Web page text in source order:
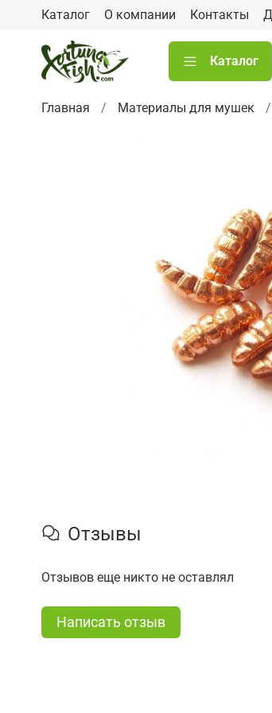
Каталог О компании Контакты
Каталог
Главная Материалы для мушек
Отзывы
Отзывов еще никто не оставлял
Написать отзыв